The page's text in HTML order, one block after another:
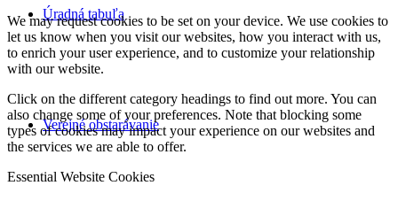
Úradná tabuľa
Verejné obstarávanie
We may request cookies to be set on your device. We use cookies to
let us know when you visit our websites, how you interact with us,
to enrich your user experience, and to customize your relationship
with our website.
Click on the different category headings to find out more. You can
also change some of your preferences. Note that blocking some
types of cookies may impact your experience on our websites and
the services we are able to offer.
Essential Website Cookies